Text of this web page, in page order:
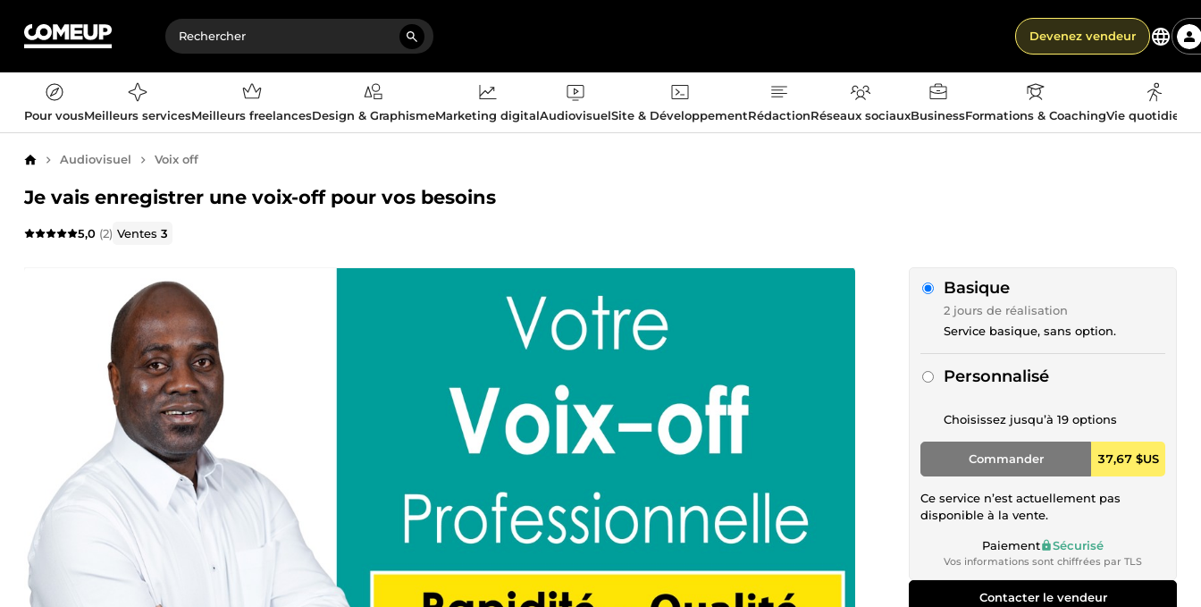
Devenez vendeur
Pour vousMeilleurs servicesMeilleurs freelancesDesign & GraphismeMarketing digitalAudiovisuelSite & DéveloppementRédactionRéseaux sociauxBusinessFormations & CoachingVie
AccueilAudiovisuel Voix off
Je vais enregistrer une voix-off pour vos besoins
5,0 (2) Ventes3
Basique
2 jours de réalisation
Service basique, sans option.
Personnalisé
Choisissez jusqu’à 19 options
Commander 37,67 $US
Ce service n’est actuellement pas
disponible à la vente.
Paiement Sécurisé
Vos informations sont chiffrées par TLS
Contacter le vendeur